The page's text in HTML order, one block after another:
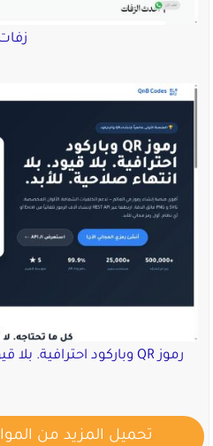
زفات
رموز QR وباركود احترافية. بلا قيود. بلا انتهاء صلاحية. للأبد.
تحميل المزيد من